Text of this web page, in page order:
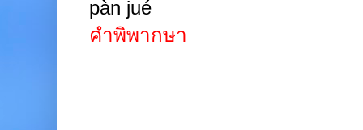
pàn jué
คำพิพากษา